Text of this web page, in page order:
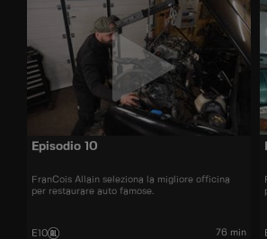
Episodio 10
FranCois Allain seleziona la migliore officina
per restaurare auto famose.
E10 76 min